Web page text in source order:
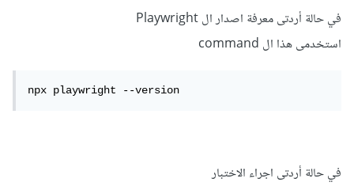
في حالة أردتى معرفة اصدار ال Playwright
استخدمى هذا ال command
npx playwright --version
في حالة أردتى اجراء الاختبار